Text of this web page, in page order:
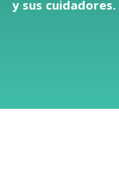
y sus cuidadores.